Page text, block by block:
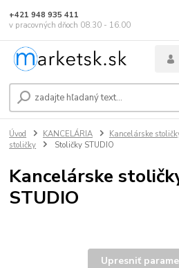
+421 948 935 411
v pracovných dňoch 08.30 - 16.00
Úvod KANCELÁRIA Kancelárske
stoličky
Stoličky STUDIO
Kancelárske
STUDIO
Upresniť